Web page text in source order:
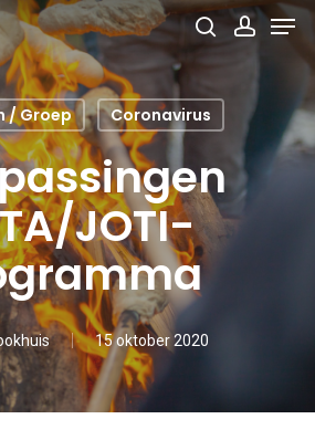
/ Groep Coronavirus
JOTI-
15 oktober 2020